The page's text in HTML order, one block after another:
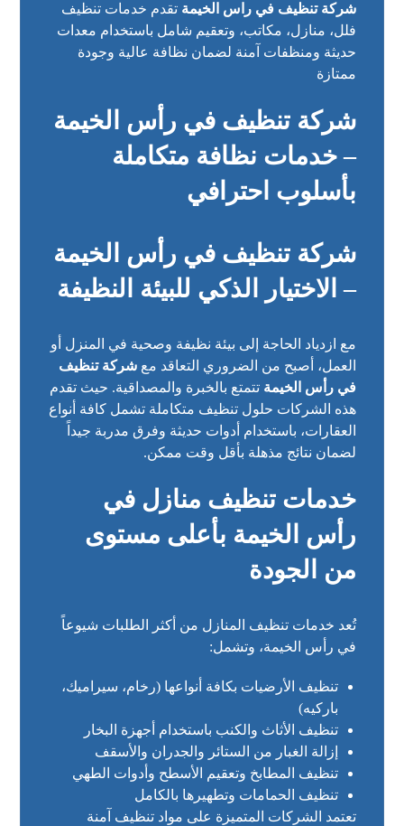
شركة تنظيف في راس الخيمة تقدم خدمات تنظيف
فلل، منازل، مكاتب، وتعقيم شامل باستخدام معدات
حديثة ومنظفات آمنة لضمان نظافة عالية وجودة
ممتازة
شركة تنظيف في رأس الخيمة
– خدمات نظافة متكاملة
بأسلوب احترافي
شركة تنظيف في رأس الخيمة
– الاختيار الذكي للبيئة النظيفة
مع ازدياد الحاجة إلى بيئة نظيفة وصحية في المنزل أو
العمل، أصبح من الضروري التعاقد معشركة تنظيف
في رأس الخيمة تتمتع بالخبرة والمصداقية. حيث تقدم
هذه الشركات حلول تنظيف متكاملة تشمل كافة أنواع
العقارات، باستخدام أدوات حديثة وفرق مدربة جيداً
لضمان نتائج مذهلة بأقل وقت ممكن.
خدمات تنظيف منازل في
رأس الخيمة بأعلى مستوى
من الجودة
تُعد خدمات تنظيف المنازل من أكثر الطلبات شيوعاً
في رأس الخيمة، وتشمل:
تنظيف الأرضيات بكافة أنواعها (رخام، سيراميك،
باركيه)
تنظيف الأثاث والكنب باستخدام أجهزة البخار
إزالة الغبار من الستائر والجدران والأسقف
تنظيف المطابخ وتعقيم الأسطح وأدوات الطهي
تنظيف الحمامات وتطهيرها بالكامل
تعتمد الشركات المتميزة على مواد تنظيف آمنة